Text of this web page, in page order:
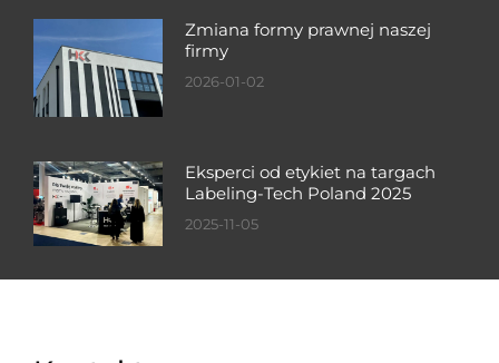
Zmiana formy prawnej naszej
firmy
2026-01-02
Eksperci od etykiet na targach
Labeling-Tech Poland 2025
2025-11-05